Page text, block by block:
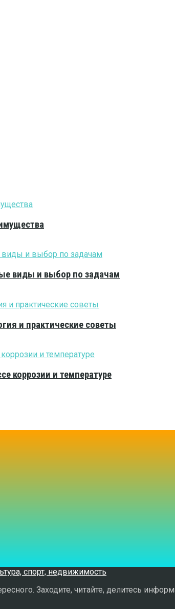
виды и выбор по задачам
и практические советы
коррозии и температуре
Заходите, читайте, делитесь